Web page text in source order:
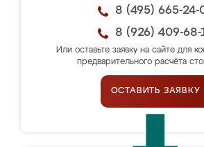
8 (495) 665-24-
8 (926) 409-68-
Или оставьте заявку на сайте для
предварительного расчёта
ОСТАВИТЬ ЗАЯВКУ